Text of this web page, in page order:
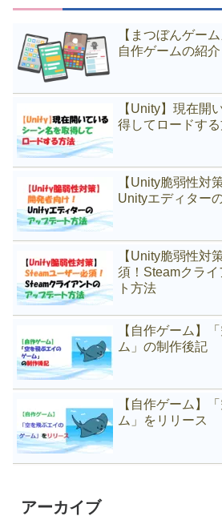
【まつぼんゲー
自作ゲームの紹介
【Unity】現在開
得してロードす
【Unity脆弱性対
Unityエディター
【Unity脆弱性対
須！Steamクラ
ト方法
【自作ゲーム】
ム」の制作後記
【自作ゲーム】
ム」をリリース
アーカイブ